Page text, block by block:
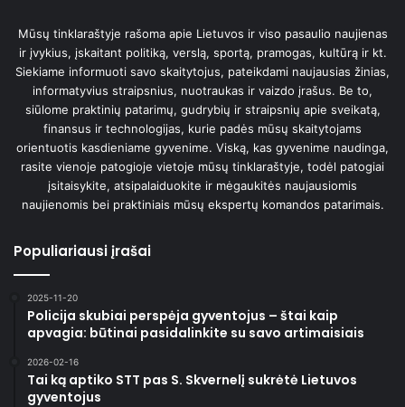
Mūsų tinklaraštyje rašoma apie Lietuvos ir viso pasaulio naujienas
ir įvykius, įskaitant politiką, verslą, sportą, pramogas, kultūrą ir kt.
Siekiame informuoti savo skaitytojus, pateikdami naujausias žinias,
informatyvius straipsnius, nuotraukas ir vaizdo įrašus. Be to,
siūlome praktinių patarimų, gudrybių ir straipsnių apie sveikatą,
finansus ir technologijas, kurie padės mūsų skaitytojams
orientuotis kasdieniame gyvenime. Viską, kas gyvenime naudinga,
rasite vienoje patogioje vietoje mūsų tinklaraštyje, todėl patogiai
įsitaisykite, atsipalaiduokite ir mėgaukitės naujausiomis
naujienomis bei praktiniais mūsų ekspertų komandos patarimais.
Populiariausi įrašai
2025-11-20
Policija skubiai perspėja gyventojus – štai kaip
apvagia: būtinai pasidalinkite su savo artimaisiais
2026-02-16
Tai ką aptiko STT pas S. Skvernelį sukrėtė Lietuvos
gyventojus